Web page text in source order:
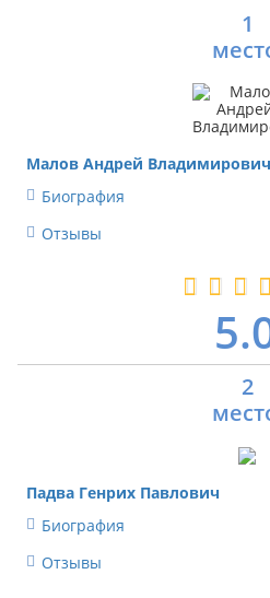
1
Малов Андрей Владимирович
Биография
Отзывы
2
Падва Генрих Павлович
Биография
Отзывы